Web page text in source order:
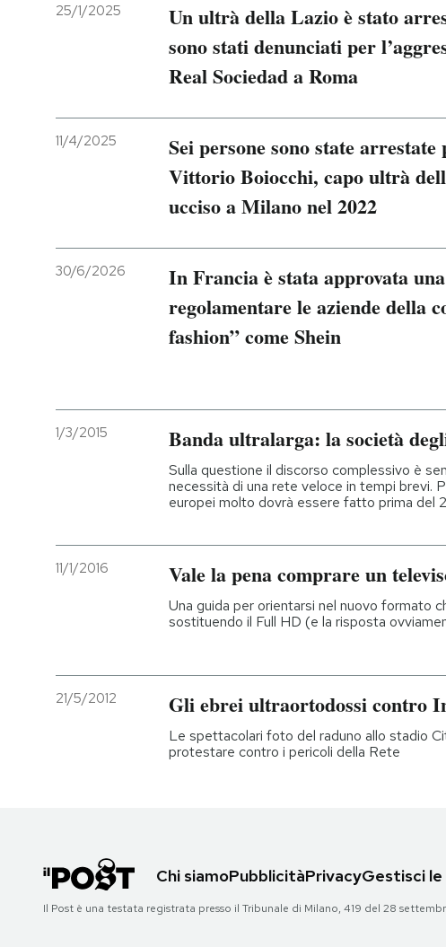
25/1/2025
Un ultrà della Lazio è stato
sono stati denunciati per
Real Sociedad a Roma
11/4/2025
Sei persone sono state
Vittorio Boiocchi, capo ultrà
ucciso a Milano nel 2022
30/6/2026
In Francia è stata approvata
regolamentare le aziende della
fashion” come Shein
1/3/2015 Banda ultralarga: la società
Sulla questione il discorso complessivo è
necessità di una rete veloce in tempi brevi.
europei molto dovrà essere fatto prima del
11/1/2016 Vale la pena comprare un
Una guida per orientarsi nel nuovo formato
sostituendo il Full HD (e la risposta
21/5/2012 Gli ebrei ultraortodossi contro
Le spettacolari foto del raduno allo stadio
protestare contro i pericoli della Rete
Chi siamoPubblicitàPrivacyGestisci
Il Post è una testata registrata presso il Tribunale di Milano, 419 del 28